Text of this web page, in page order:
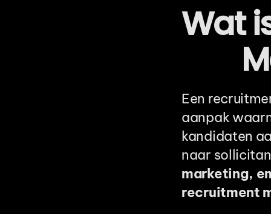
Wat
Een
aanpak
kandidaten
naar
marketing,
recruitment